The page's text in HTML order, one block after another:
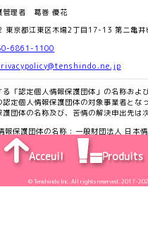
管理者 葛巻 優花
京都江東区木場2丁目17-13 第二亀井
6861-1100
る「認定個人情報保護団体」の名称およ
認定個人情報保護団体の対象事業者とな
護団体の名称及び、苦情の解決申出先は
報保護団体の名称 : 一般財団法人 日本
絡先 : 個人情報保護苦情相談室
0032 東京都港区六本木一丁目９番９号
© Tenshindo Inc. All rights reserved. 2017-
Acceuil Produits
Infos Offres